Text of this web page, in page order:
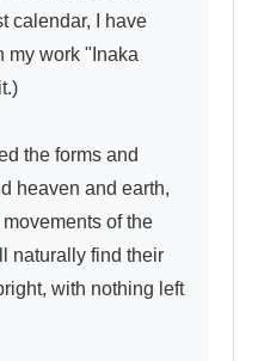
calendar, I have
my work "Inaka
the forms and
heaven and earth,
of the
naturally find their
with nothing left